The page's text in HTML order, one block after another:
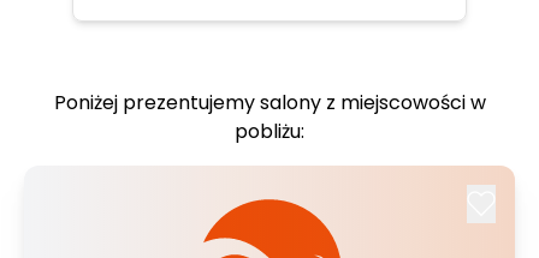
Poniżej prezentujemy salony z miejscowości w
pobliżu: